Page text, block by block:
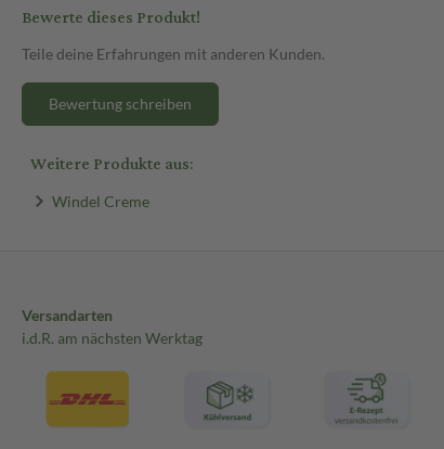
Bewerte dieses Produkt!
Teile deine Erfahrungen mit anderen Kunden.
Bewertung schreiben
Weitere Produkte aus:
Windel Creme
Versandarten
i.d.R. am nächsten Werktag